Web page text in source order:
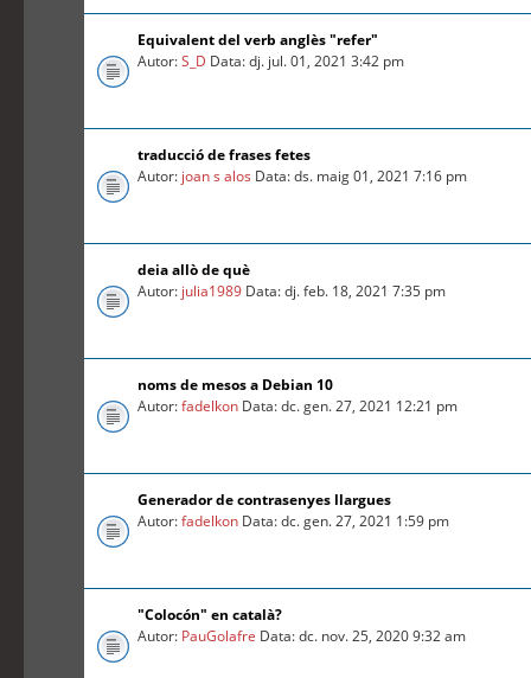
Equivalent del verb anglès "refer"
Autor:S_D Data: dj. jul. 01, 2021 3:42 pm
traducció de frases fetes
Autor: joan s alos Data: ds. maig 01, 2021 7:16 pm
deia allò de què
Autor: julia1989 Data: dj. feb. 18, 2021 7:35 pm
noms de mesos a Debian 10
Autor:fadelkon Data: dc. gen. 27, 2021 12:21 pm
Generador de contrasenyes llargues
Autor:fadelkon Data: dc. gen. 27, 2021 1:59 pm
"Colocón" en català?
Autor: PauGolafre Data: dc. nov. 25, 2020 9:32 am